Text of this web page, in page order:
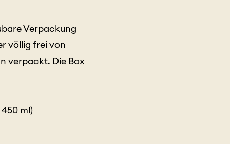
Verpackung
völlig frei von
verpackt. Die Box
ml)